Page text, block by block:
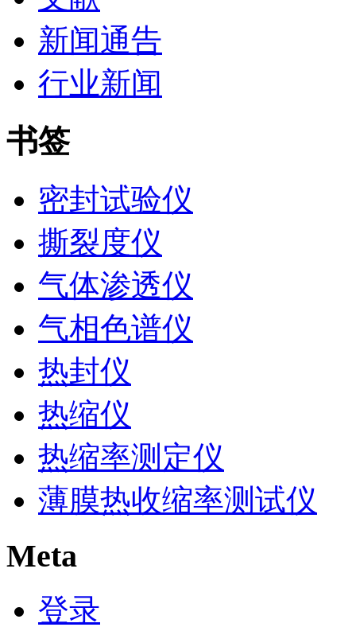
新闻通告
行业新闻
书签
密封试验仪
撕裂度仪
气体渗透仪
气相色谱仪
热封仪
热缩仪
热缩率测定仪
薄膜热收缩率测试仪
Meta
登录